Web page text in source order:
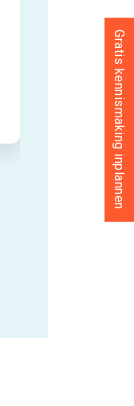
Erik Smit
Jansen Smit Gratis kennismaking inplannen